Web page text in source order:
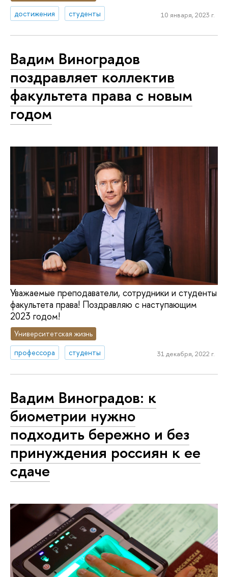
достижения
студенты 10 января, 2023 г.
Вадим Виноградов
поздравляет коллектив
факультета права с новым
годом
Уважаемые преподаватели, сотрудники и студенты
факультета права! Поздравляю с наступающим
2023 годом!
Университетская жизнь
профессора
студенты 31 декабря, 2022 г.
Вадим Виноградов: к
биометрии нужно
подходить бережно и без
принуждения россиян к ее
сдаче